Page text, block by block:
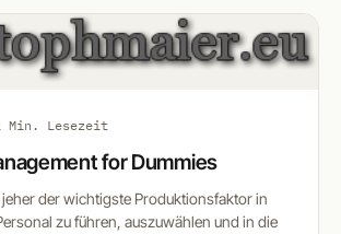
Min. Lesezeit
for Dummies
jeher der wichtigste Produktionsfaktor in
zu führen, auszuwählen und in die